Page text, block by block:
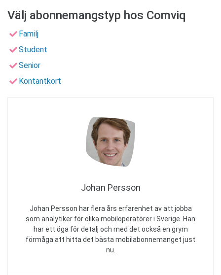
Välj abonnemangstyp hos Comviq
Familj
Student
Senior
Kontantkort
Johan Persson
Johan Persson har flera års erfarenhet av att jobba
som analytiker för olika mobiloperatörer i Sverige. Han
har ett öga för detalj och med det också en grym
förmåga att hitta det bästa mobilabonnemanget just
nu.